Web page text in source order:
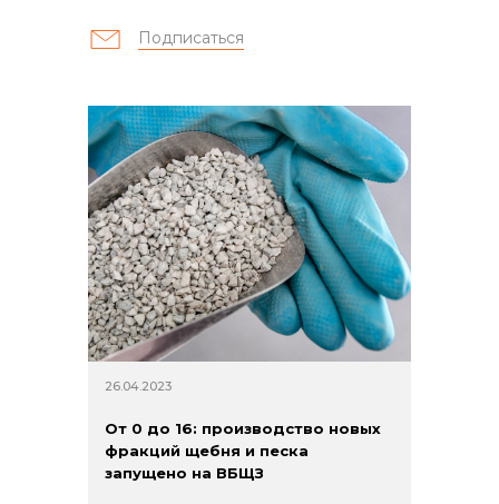
Контакты
Подписаться
26.04.2023
От 0 до 16: производство новых
фракций щебня и песка
запущено на ВБЩЗ